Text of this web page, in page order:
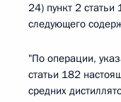
24) пункт 2
следующего
"По операции,
статьи 182
средних